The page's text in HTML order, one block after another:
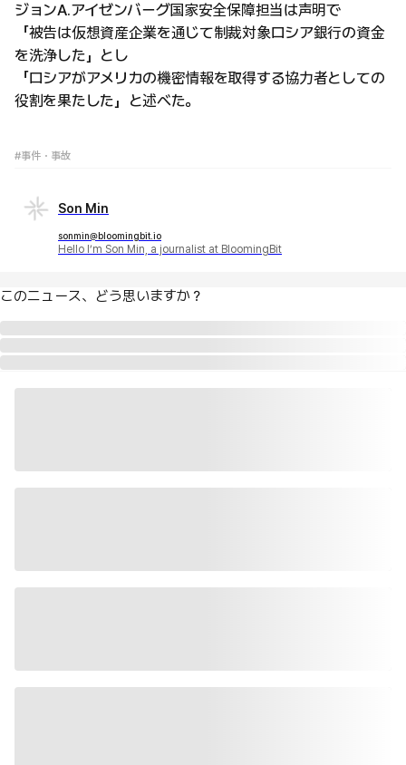
ジョンA.アイゼンバーグ国家安全保障担当は声明で
「被告は仮想資産企業を通じて制裁対象ロシア銀行の資金
を洗浄した」とし
「ロシアがアメリカの機密情報を取得する協力者としての
役割を果たした」と述べた。
#事件・事故
Son Min
sonmin@bloomingbit.io
Hello I’m Son Min, a journalist at BloomingBit
このニュース、どう思いますか？